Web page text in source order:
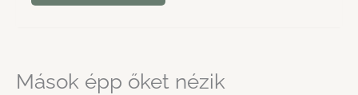
Mások épp őket nézik